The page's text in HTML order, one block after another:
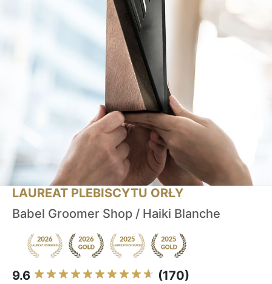
LAUREAT PLEBISCYTU ORŁY
Babel Groomer Shop / Haiki Blanche
9.6 (170)